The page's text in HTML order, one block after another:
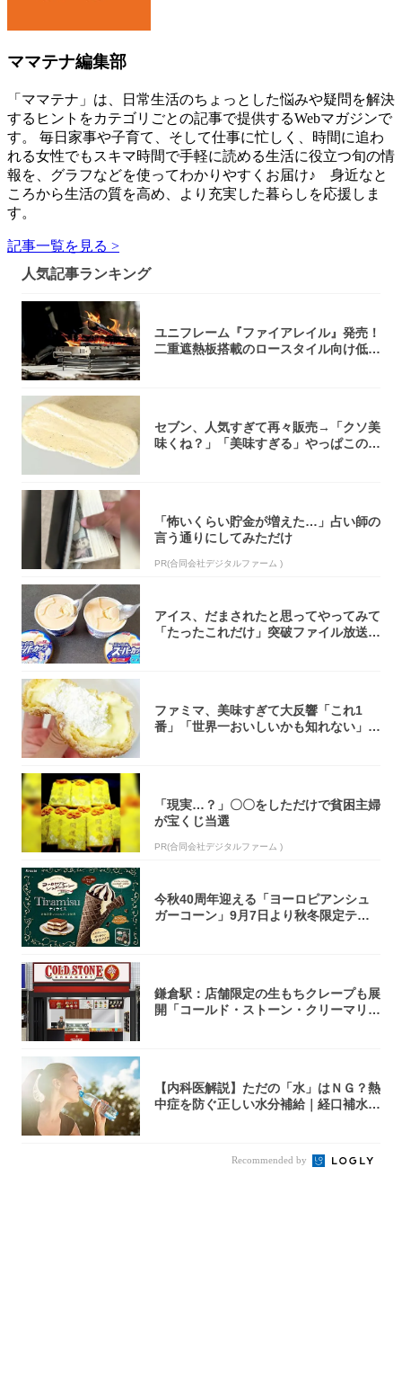
ママテナ編集部
「ママテナ」は、日常生活のちょっとした悩みや疑問を解決
するヒントをカテゴリごとの記事で提供するWebマガジンで
す。 毎日家事や子育て、そして仕事に忙しく、時間に追わ
れる女性でもスキマ時間で手軽に読める生活に役立つ旬の情
報を、グラフなどを使ってわかりやすくお届け♪ 身近なと
ころから生活の質を高め、より充実した暮らしを応援しま
す。
記事一覧を見る >
人気記事ランキング
ユニフレーム『ファイアレイル』発売！
二重遮熱板搭載のロースタイル向け低型
セブン、人気すぎて再々販売→「クソ美
味くね？」「美味すぎる」やっぱこのク
「怖いくらい貯金が増えた…」占い師の
言う通りにしてみただけ
PR(合同会社デジタルファーム )
アイス、だまされたと思ってやってみて
「たったこれだけ」突破ファイル放送で
ファミマ、美味すぎて大反響「これ1
番」「世界一おいしいかも知れない」
「現実…？」〇〇をしただけで貧困主婦
が宝くじ当選
PR(合同会社デジタルファーム )
今秋40周年迎える「ヨーロピアンシュ
ガーコーン」9月7日より秋冬限定ティ
鎌倉駅：店舗限定の生もちクレープも展
開「コールド・ストーン・クリーマリ
【内科医解説】ただの「水」はＮＧ？熱
中症を防ぐ正しい水分補給｜経口補水
Recommended by